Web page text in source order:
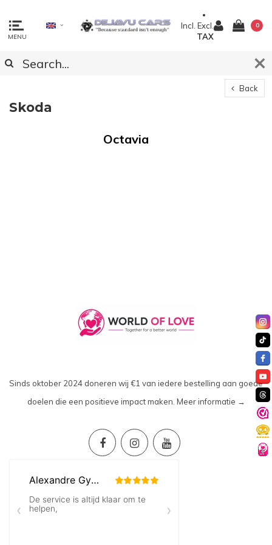
MENU
Incl. Excl.
TAX
0
Back
Skoda
Octavia
Sinds oktober 2024 doneren wij €1 van iedere bestelling aan goede
doelen die een positieve impact maken. Meer informatie →